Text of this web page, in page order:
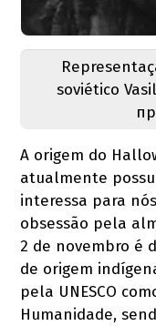
soviético
A origem do
atualmente
interessa para
obsessão pela
2 de novembro é
de origem
pela UNESCO
Humanidade,